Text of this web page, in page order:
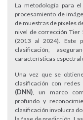
La metodología para
procesamiento de
de muestras de pixeles
nivel de corrección Tier
(2013 al 2024). Este
clasificación,
características
Una vez que se
clasificación con redes
(DNN), un marco
profundo y
clasificación involucra